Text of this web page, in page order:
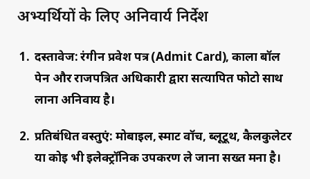
अभ्यर्थियों के लिए अनिवार्य निर्देश
दस्तावेज:रंगीन प्रवेश पत्र (Admit Card), काला बॉल
पेन और राजपत्रित अधिकारी द्वारा सत्यापित फोटो साथ
लाना अनिवार्य है।
प्रतिबंधित वस्तुएं: मोबाइल, स्मार्ट वॉच, ब्लूटूथ, कैलकुलेटर
या कोई भी इलेक्ट्रॉनिक उपकरण ले जाना सख्त मना है।